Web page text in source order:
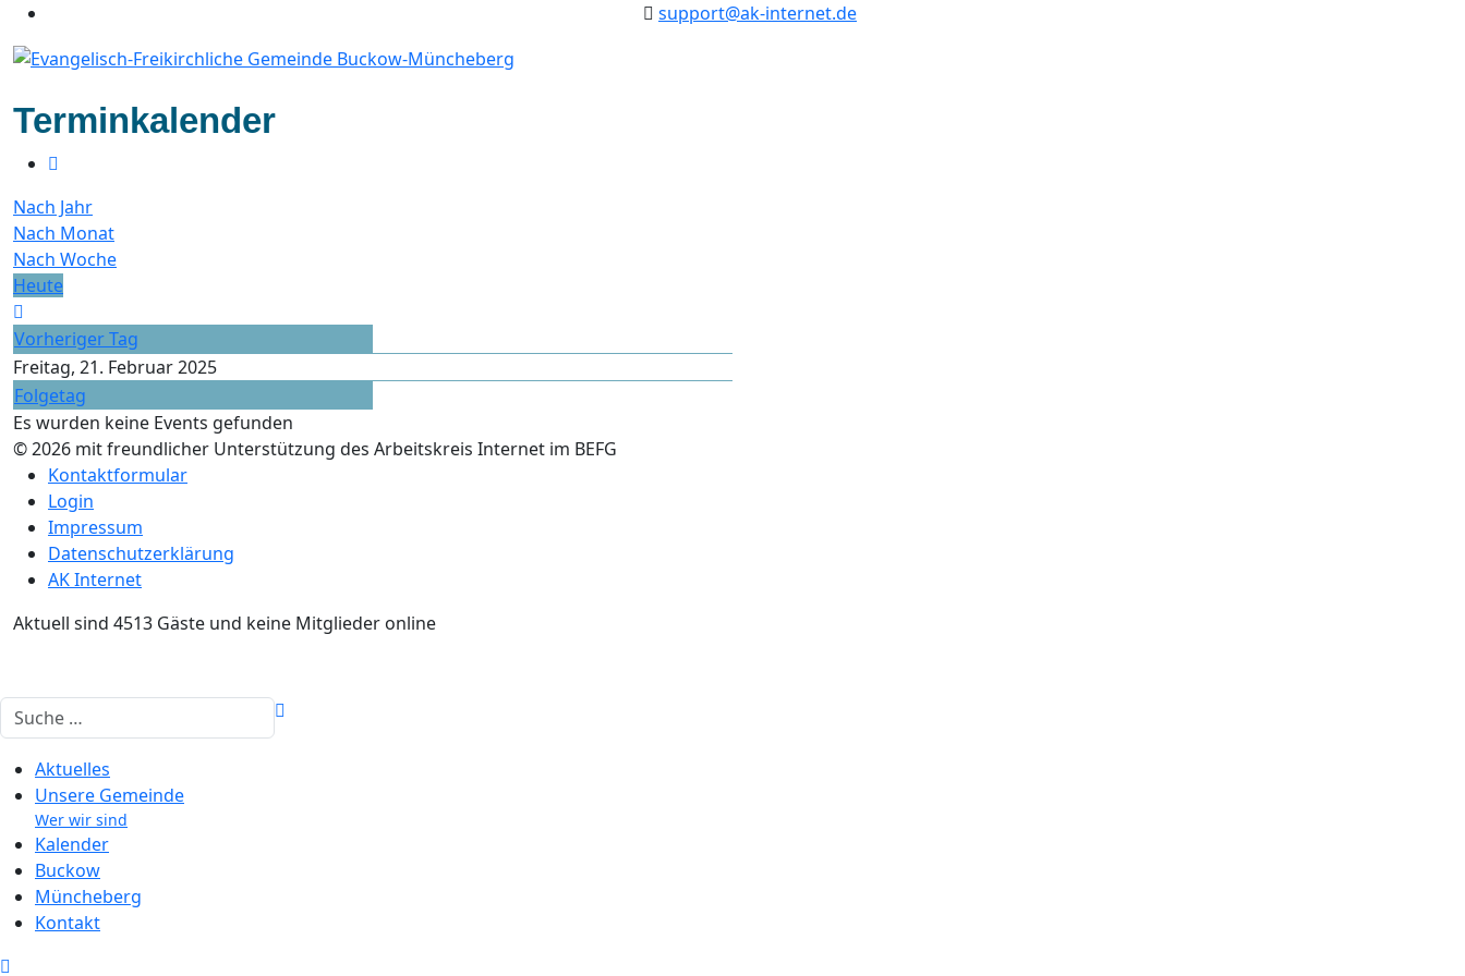
support@ak-internet.de
Terminkalender
Nach Jahr
Nach Monat
Nach Woche
Heute
Vorheriger Tag
Freitag, 21. Februar 2025
Folgetag
Es wurden keine Events gefunden
© 2026 mit freundlicher Unterstützung des Arbeitskreis Internet im BEFG
Kontaktformular
Login
Impressum
Datenschutzerklärung
AK Internet
Aktuell sind 4513 Gäste und keine Mitglieder online
Suchen
Aktuelles
Unsere Gemeinde
Wer wir sind
Kalender
Buckow
Müncheberg
Kontakt